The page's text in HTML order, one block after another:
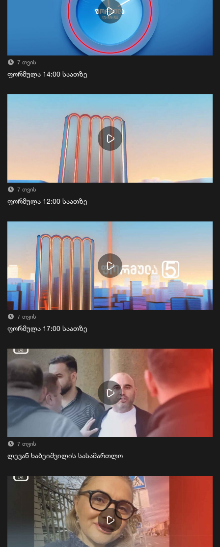
7 თვის
ფორმულა 14:00 საათზე
7 თვის
ფორმულა 12:00 საათზე
7 თვის
ფორმულა 17:00 საათზე
7 თვის
ლევან ხაბეიშვილის სასამართლო